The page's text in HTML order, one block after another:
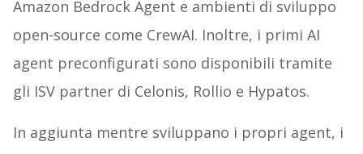
Amazon Bedrock Agent e ambienti di sviluppo
open-source come CrewAI. Inoltre, i primi AI
agent preconfigurati sono disponibili tramite
gli ISV partner di Celonis, Rollio e Hypatos.
In aggiunta mentre sviluppano i propri agent, i